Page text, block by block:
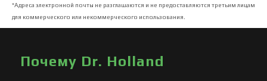
*Адреса электронной почты не разглашаются и не предоставляются третьим лицам
для коммерческого или некоммерческого использования.
Почему Dr. Holland